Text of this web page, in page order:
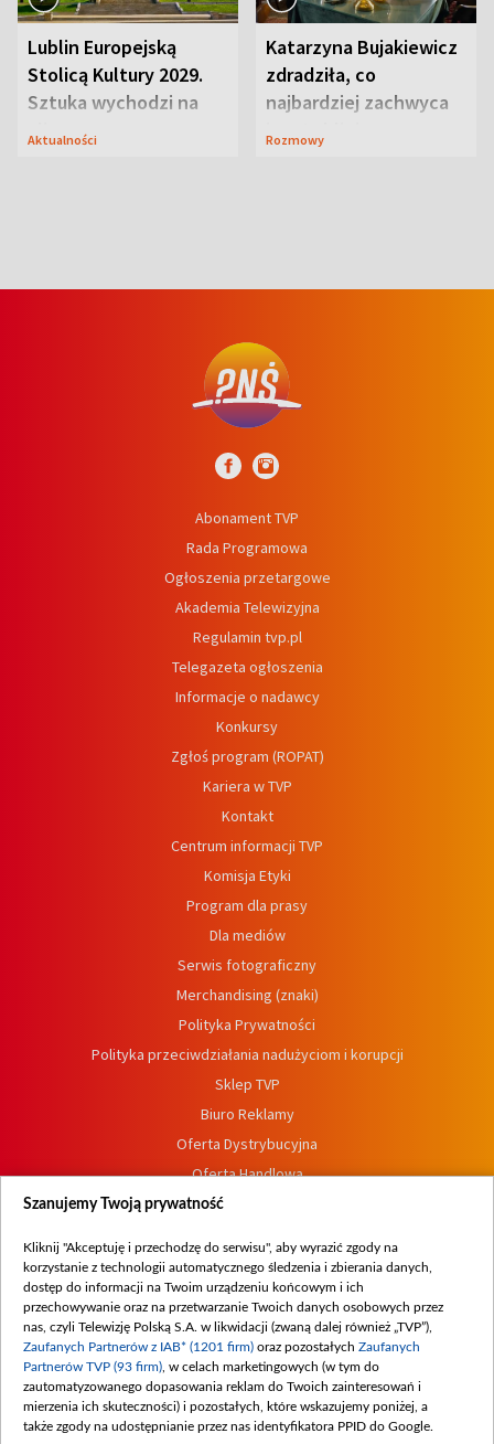
Lublin Europejską
Stolicą Kultury 2029.
Sztuka wychodzi na
ulice
Aktualności
Katarzyna Bujakiewicz
zdradziła, co
najbardziej zachwyca
ją w Lublinie
Rozmowy
Abonament TVP
Rada Programowa
Ogłoszenia przetargowe
Akademia Telewizyjna
Regulamin tvp.pl
Telegazeta ogłoszenia
Informacje o nadawcy
Konkursy
Zgłoś program (ROPAT)
Kariera w TVP
Kontakt
Centrum informacji TVP
Komisja Etyki
Program dla prasy
Dla mediów
Serwis fotograficzny
Merchandising (znaki)
Polityka Prywatności
Polityka przeciwdziałania nadużyciom i korupcji
Sklep TVP
Biuro Reklamy
Oferta Dystrybucyjna
Oferta Handlowa
Dostępność
Procedura zgłoszeń wewnętrznych
Szanujemy Twoją prywatność
Kliknij "Akceptuję i przechodzę do serwisu", aby wyrazić zgody na
korzystanie z technologii automatycznego śledzenia i zbierania danych,
dostęp do informacji na Twoim urządzeniu końcowym i ich
przechowywanie oraz na przetwarzanie Twoich danych osobowych przez
nas, czyli Telewizję Polską S.A. w likwidacji (zwaną dalej również „TVP”),
Zaufanych Partnerów z IAB* (1201 firm) oraz pozostałych Zaufanych
Partnerów TVP (93 firm) , w celach marketingowych (w tym do
zautomatyzowanego dopasowania reklam do Twoich zainteresowań i
mierzenia ich skuteczności) i pozostałych, które wskazujemy poniżej, a
także zgody na udostępnianie przez nas identyfikatora PPID do Google.